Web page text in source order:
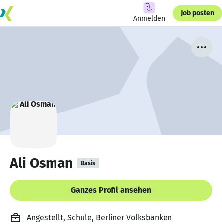
Anmelden
Job posten
Ali Osman Basis
Ganzes Profil ansehen
Angestellt, Schule, Berliner Volksbanken